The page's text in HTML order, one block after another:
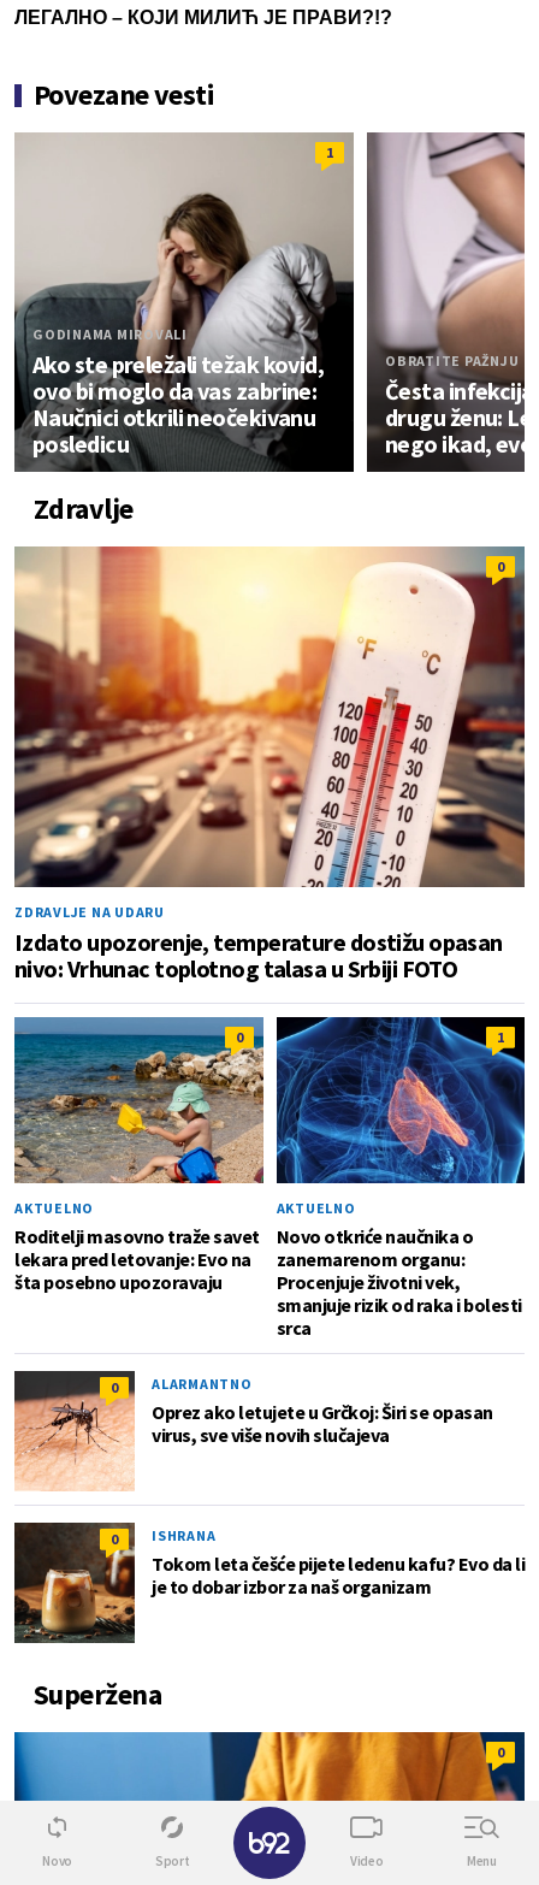
ЛЕГАЛНО – КОЈИ МИЛИЋ ЈЕ ПРАВИ?!?
Povezane vesti
1
GODINAMA MIROVALI
Ako ste preležali težak kovid,
ovo bi moglo da vas zabrine:
Naučnici otkrili neočekivanu
posledicu
OBRATITE PAŽNJU
Česta
drugu ženu:
nego ikad,
Zdravlje
0
ZDRAVLJE NA UDARU
Izdato upozorenje, temperature dostižu opasan
nivo: Vrhunac toplotnog talasa u Srbiji FOTO
0
AKTUELNO
Roditelji masovno traže savet
lekara pred letovanje: Evo na
šta posebno upozoravaju
1
AKTUELNO
Novo otkriće naučnika o
zanemarenom organu:
Procenjuje životni vek,
smanjuje rizik od raka i bolesti
srca
0 ALARMANTNO
Oprez ako letujete u Grčkoj: Širi se opasan
virus, sve više novih slučajeva
0 ISHRANA
Tokom leta češće pijete ledenu kafu? Evo da li
je to dobar izbor za naš organizam
Superžena
0
Novo Sport Video Menu
✕